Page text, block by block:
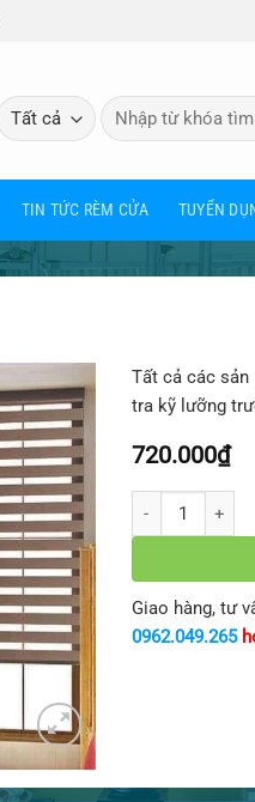
Tìm
kiếm:
TIN TỨC RÈM CỬA TUYỂN
Tất cả các sản
tra kỹ lưỡng
720.000₫
Số lượng
Giao hàng, tư
0962.049.265